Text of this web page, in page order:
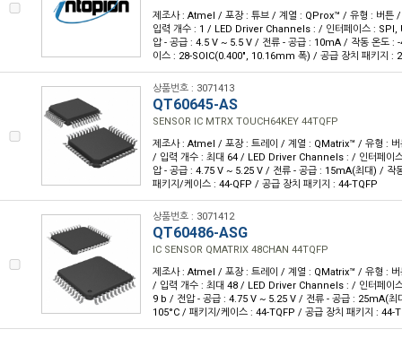
제조사 : Atmel / 포장 : 튜브 / 계열 : QProx™ / 유형 : 버튼
입력 개수 : 1 / LED Driver Channels : / 인터페이스 : SPI,
압 - 공급 : 4.5 V ~ 5.5 V / 전류 - 공급 : 10mA / 작동 온도 :
이스 : 28-SOIC(0.400", 10.16mm 폭) / 공급 장치 패키지 :
상품번호 : 3071413
QT60645-AS
SENSOR IC MTRX TOUCH64KEY 44TQFP
제조사 : Atmel / 포장 : 트레이 / 계열 : QMatrix™ / 유형 :
/ 입력 개수 : 최대 64 / LED Driver Channels : / 인터페이
압 - 공급 : 4.75 V ~ 5.25 V / 전류 - 공급 : 15mA(최대) / 작
패키지/케이스 : 44-QFP / 공급 장치 패키지 : 44-TQFP
상품번호 : 3071412
QT60486-ASG
IC SENSOR QMATRIX 48CHAN 44TQFP
제조사 : Atmel / 포장 : 트레이 / 계열 : QMatrix™ / 유형 :
/ 입력 개수 : 최대 48 / LED Driver Channels : / 인터페이
9 b / 전압 - 공급 : 4.75 V ~ 5.25 V / 전류 - 공급 : 25mA(최
105°C / 패키지/케이스 : 44-TQFP / 공급 장치 패키지 : 44-